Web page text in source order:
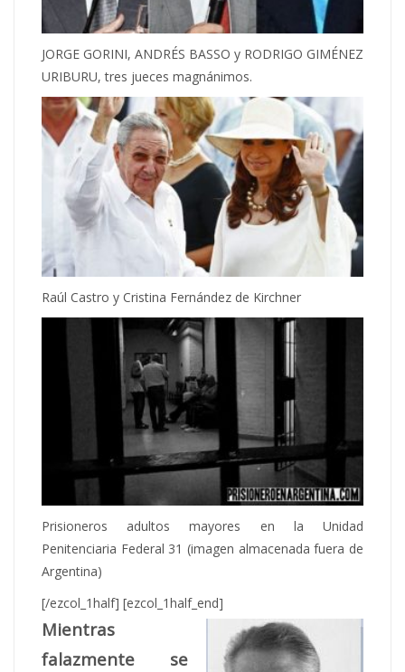
JORGE GORINI, ANDRÉS BASSO y RODRIGO GIMÉNEZ
URIBURU, tres jueces magnánimos.
Raúl Castro y Cristina Fernández de Kirchner
Prisioneros adultos mayores en la Unidad
Penitenciaria Federal 31 (imagen almacenada fuera de
Argentina)
[/ezcol_1half] [ezcol_1half_end]
Mientras
falazmente se